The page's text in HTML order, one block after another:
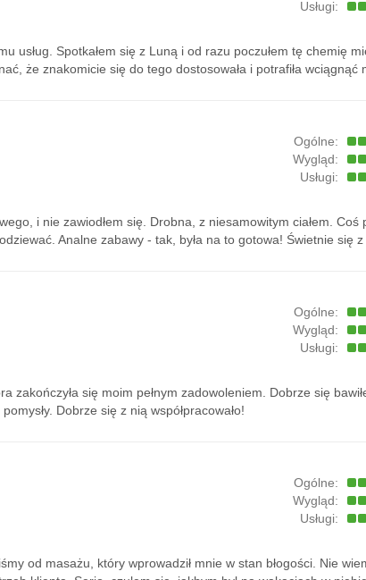
Usługi:
usług. Spotkałem się z Luną i od razu poczułem tę chemię
że znakomicie się do tego dostosowała i potrafiła wciągnąć
Ogólne:
Wygląd:
Usługi:
i nie zawiodłem się. Drobna, z niesamowitym ciałem.
Analne zabawy - tak, była na to gotowa! Świetnie się z
Ogólne:
Wygląd:
Usługi:
zakończyła się moim pełnym zadowoleniem. Dobrze się
Dobrze się z nią współpracowało!
Ogólne:
Wygląd:
Usługi:
od masażu, który wprowadził mnie w stan błogości. Nie